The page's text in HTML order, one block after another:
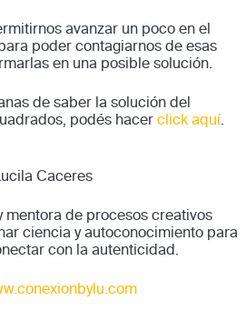
avanzar un poco en el
poder contagiarnos de esas
en una posible solución.
de saber la solución del
podés hacer click aquí.
Caceres
mentora de procesos creativos
ciencia y autoconocimiento para
con la autenticidad.